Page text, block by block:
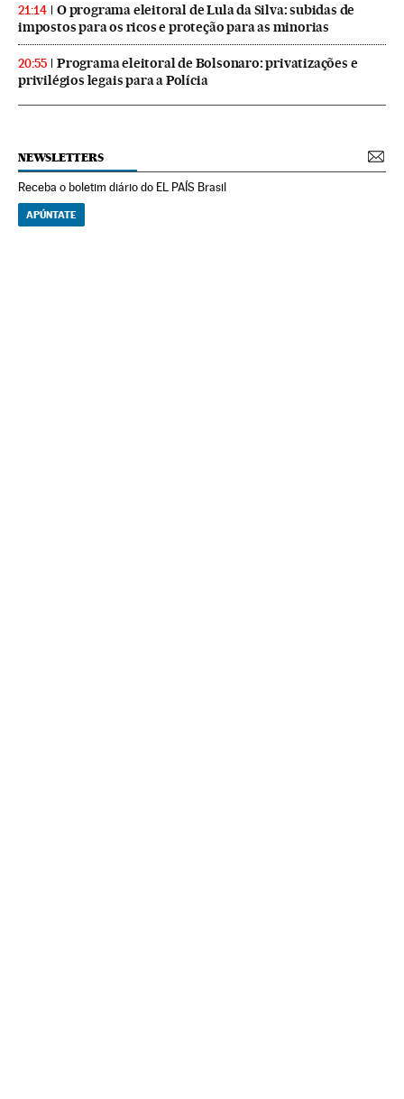
21:14
O programa eleitoral de Lula da Silva: subidas de
impostos para os ricos e proteção para as minorias
20:55
Programa eleitoral de Bolsonaro: privatizações e
privilégios legais para a Polícia
NEWSLETTERS
Receba o boletim diário do EL PAÍS Brasil
APÚNTATE